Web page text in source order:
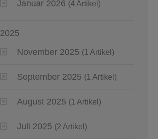
Januar 2026 (4 Artikel)
2025
November 2025 (1 Artikel)
September 2025 (1 Artikel)
August 2025 (1 Artikel)
Juli 2025 (2 Artikel)